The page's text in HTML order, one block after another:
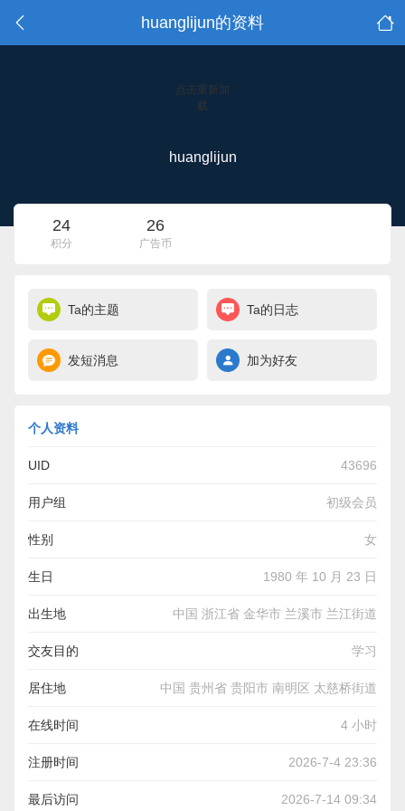
huanglijun的资料
点击重新加
载
huanglijun
24
积分
26
广告币
Ta的主题 Ta的日志
发短消息 加为好友
个人资料
UID 43696
用户组 初级会员
性别 女
生日 1980 年 10 月 23 日
出生地 中国 浙江省 金华市 兰溪市 兰江街道
交友目的 学习
居住地 中国 贵州省 贵阳市 南明区 太慈桥街道
在线时间 4 小时
注册时间 2026-7-4 23:36
最后访问 2026-7-14 09:34